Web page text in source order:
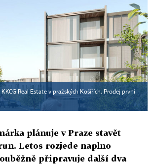
Real Estate v pražských Košířích. Prodej první
plánuje v Praze stavět
Letos rozjede naplno
připravuje další dva